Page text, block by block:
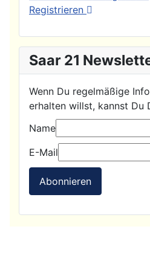
Registrieren
Saar 21
Wenn Du regelmäßige
erhalten willst, kannst Du
Name
E-Mail
Abonnieren